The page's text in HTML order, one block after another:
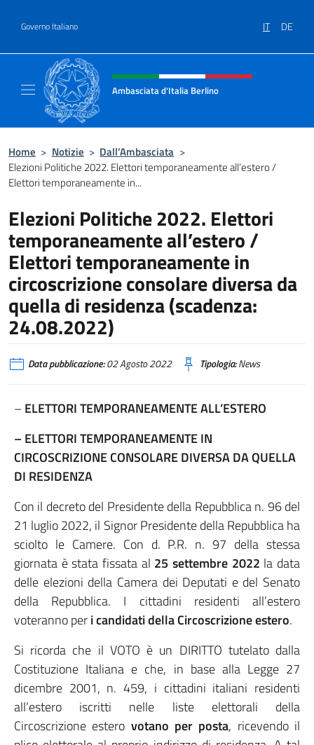
Governo Italiano IT DE
Intestazione sito, social e menù
Ambasciata d'Italia Berlino
Home > Notizie > Dall’Ambasciata >
Elezioni Politiche 2022. Elettori temporaneamente all’estero /
Elettori temporaneamente in...
Elezioni Politiche 2022. Elettori
temporaneamente all’estero /
Elettori temporaneamente in
circoscrizione consolare diversa da
quella di residenza (scadenza:
24.08.2022)
Data pubblicazione:02 Agosto 2022 Tipologia:News
–ELETTORI TEMPORANEAMENTE ALL’ESTERO
– ELETTORI TEMPORANEAMENTE IN
CIRCOSCRIZIONE CONSOLARE DIVERSA DA QUELLA
DI RESIDENZA
Con il decreto del Presidente della Repubblica n. 96 del
21 luglio 2022, il Signor Presidente della Repubblica ha
sciolto le Camere. Con d. P.R. n. 97 della stessa
giornata è stata fissata al 25 settembre 2022 la data
delle elezioni della Camera dei Deputati e del Senato
della Repubblica. I cittadini residenti all’estero
voteranno peri candidati della Circoscrizione estero.
Si ricorda che il VOTO è un DIRITTO tutelato dalla
Costituzione Italiana e che, in base alla Legge 27
dicembre 2001, n. 459, i cittadini italiani residenti
all’estero iscritti nelle liste elettorali della
Circoscrizione estero votano per posta, ricevendo il